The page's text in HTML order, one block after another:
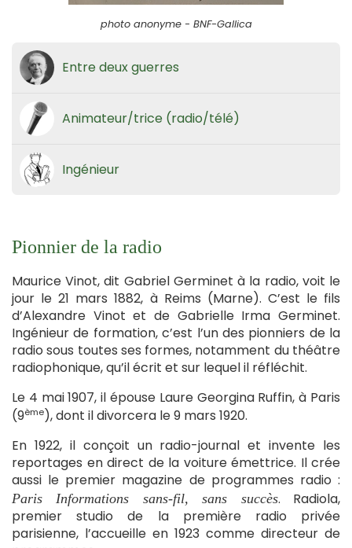
photo anonyme - BNF-Gallica
Entre deux guerres
Animateur/trice (radio/télé)
Ingénieur
Pionnier de la radio
Maurice Vinot, dit Gabriel Germinet à la radio, voit le
jour le 21 mars 1882, à Reims (Marne). C’est le fils
d’Alexandre Vinot et de Gabrielle Irma Germinet.
Ingénieur de formation, c’est l’un des pionniers de la
radio sous toutes ses formes, notamment du théâtre
radiophonique, qu’il écrit et sur lequel il réfléchit.
Le 4 mai 1907, il épouse Laure Georgina Ruffin, à Paris
(9ème), dont il divorcera le 9 mars 1920.
En 1922, il conçoit un radio-journal et invente les
reportages en direct de la voiture émettrice. Il crée
aussi le premier magazine de programmes radio :
Paris Informations sans-fil, sans succès. Radiola,
premier studio de la première radio privée
parisienne, l’accueille en 1923 comme directeur de